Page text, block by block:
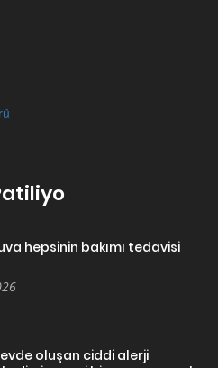
hepsinin bakımı tedavisi
oluşan ciddi alerji